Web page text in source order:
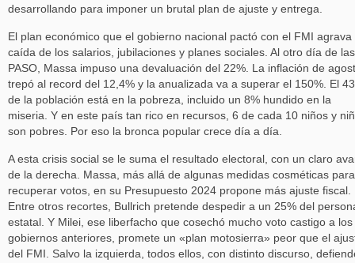
desarrollando para imponer un brutal plan de ajuste y entrega.
El plan económico que el gobierno nacional pactó con el FMI agrava
caída de los salarios, jubilaciones y planes sociales. Al otro día de las
PASO, Massa impuso una devaluación del 22%. La inflación de
trepó al record del 12,4% y la anualizada va a superar el 150%. El
de la población está en la pobreza, incluido un 8% hundido en la
miseria. Y en este país tan rico en recursos, 6 de cada 10 niños y
son pobres. Por eso la bronca popular crece día a día.
A esta crisis social se le suma el resultado electoral, con un claro
de la derecha. Massa, más allá de algunas medidas cosméticas para
recuperar votos, en su Presupuesto 2024 propone más ajuste fiscal.
Entre otros recortes, Bullrich pretende despedir a un 25% del
estatal. Y Milei, ese liberfacho que cosechó mucho voto castigo a los
gobiernos anteriores, promete un «plan motosierra» peor que el
del FMI. Salvo la izquierda, todos ellos, con distinto discurso,